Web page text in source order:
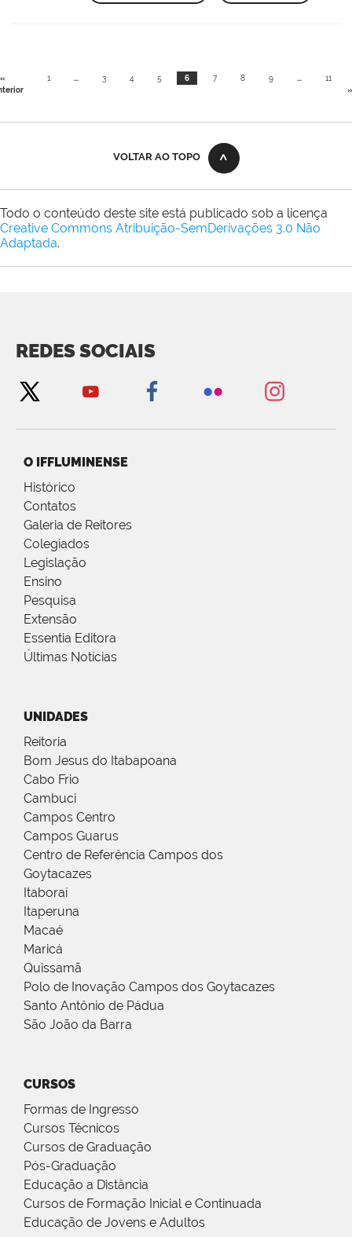
«
1 ... 3 4 5 6 7 8 9 ...
11
»
VOLTAR AO TOPO
Todo o conteúdo deste site está publicado sob a licença
Creative Commons Atribuição-SemDerivações 3.0 Não
Adaptada.
REDES SOCIAIS
O IFFLUMINENSE
Histórico
Contatos
Galeria de Reitores
Colegiados
Legislação
Ensino
Pesquisa
Extensão
Essentia Editora
Últimas Notícias
UNIDADES
Reitoria
Bom Jesus do Itabapoana
Cabo Frio
Cambuci
Campos Centro
Campos Guarus
Centro de Referência Campos dos
Goytacazes
Itaboraí
Itaperuna
Macaé
Maricá
Quissamã
Polo de Inovação Campos dos Goytacazes
Santo Antônio de Pádua
São João da Barra
CURSOS
Formas de Ingresso
Cursos Técnicos
Cursos de Graduação
Pós-Graduação
Educação a Distância
Cursos de Formação Inicial e Continuada
Educação de Jovens e Adultos